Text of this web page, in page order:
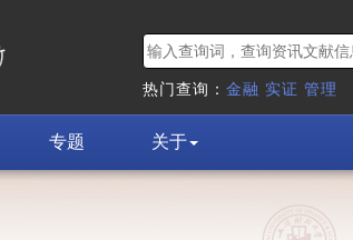
热门查询： 金融 实证 管理
专题 关于